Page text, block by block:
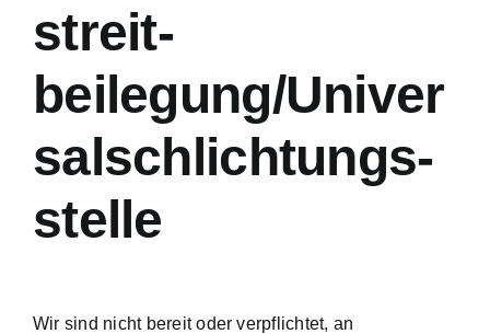
streit­
beilegung/Univer
sal­schlichtungs­
stelle
Wir sind nicht bereit oder verpflichtet, an